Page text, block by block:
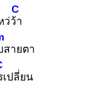
ว่ว้า
C
สายตา
ปลี่ยน